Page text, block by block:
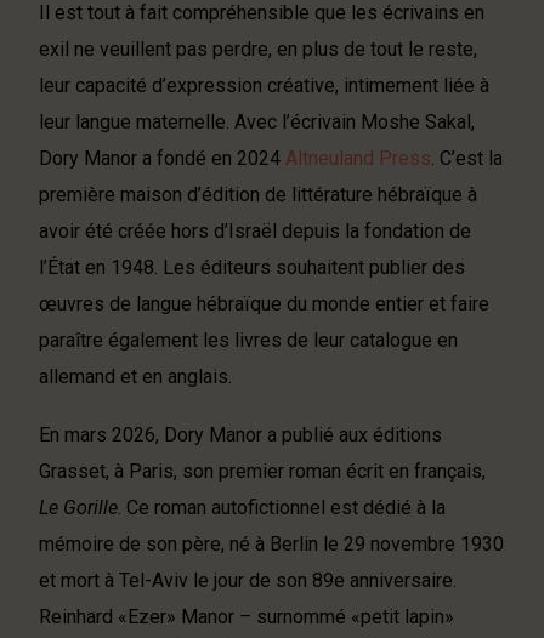
Il est tout à fait compréhensible que les écrivains en
exil ne veuillent pas perdre, en plus de tout le reste,
leur capacité d’expression créative, intimement liée à
leur langue maternelle. Avec l’écrivain Moshe Sakal,
Dory Manor a fondé en 2024Altneuland Press. C’est la
première maison d’édition de littérature hébraïque à
avoir été créée hors d’Israël depuis la fondation de
l’État en 1948. Les éditeurs souhaitent publier des
œuvres de langue hébraïque du monde entier et faire
paraître également les livres de leur catalogue en
allemand et en anglais.
En mars 2026, Dory Manor a publié aux éditions
Grasset, à Paris, son premier roman écrit en français,
Le Gorille. Ce roman autofictionnel est dédié à la
mémoire de son père, né à Berlin le 29 novembre 1930
et mort à Tel-Aviv le jour de son 89e anniversaire.
Reinhard «Ezer» Manor – surnommé «petit lapin»